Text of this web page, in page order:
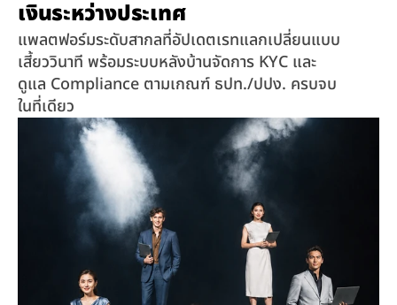
เงินระหว่างประเทศ
แพลตฟอร์มระดับสากลที่อัปเดตเรทแลกเปลี่ยนแบบ
เสี้ยววินาที พร้อมระบบหลังบ้านจัดการ KYC และ
ดูแล Compliance ตามเกณฑ์ ธปท./ปปง. ครบจบ
ในที่เดียว